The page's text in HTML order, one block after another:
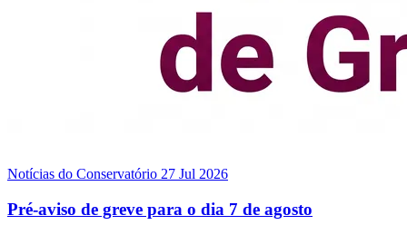
Notícias do Conservatório 27 Jul 2026
Pré-aviso de greve para o dia 7 de agosto